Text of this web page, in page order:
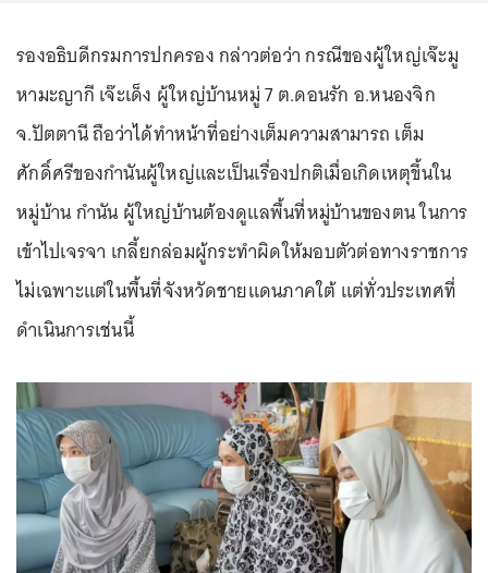
รองอธิบดีกรมการปกครอง กล่าวต่อว่า กรณีของผู้ใหญ่เจ๊ะมู
หามะญากี เจ๊ะเด็ง ผู้ใหญ่บ้านหมู่ 7 ต.ดอนรัก อ.หนองจิก
จ.ปัตตานี ถือว่าได้ทำหน้าที่อย่างเต็มความสามารถ เต็ม
ศักดิ์ศรีของกำนันผู้ใหญ่และเป็นเรื่องปกติเมื่อเกิดเหตุขึ้นใน
หมู่บ้าน กำนัน ผู้ใหญ่บ้านต้องดูแลพื้นที่หมู่บ้านของตน ในการ
เข้าไปเจรจา เกลี้ยกล่อมผู้กระทำผิดให้มอบตัวต่อทางราชการ
ไม่เฉพาะแต่ในพื้นที่จังหวัดชายแดนภาคใต้ แต่ทั่วประเทศที่
ดำเนินการเช่นนี้